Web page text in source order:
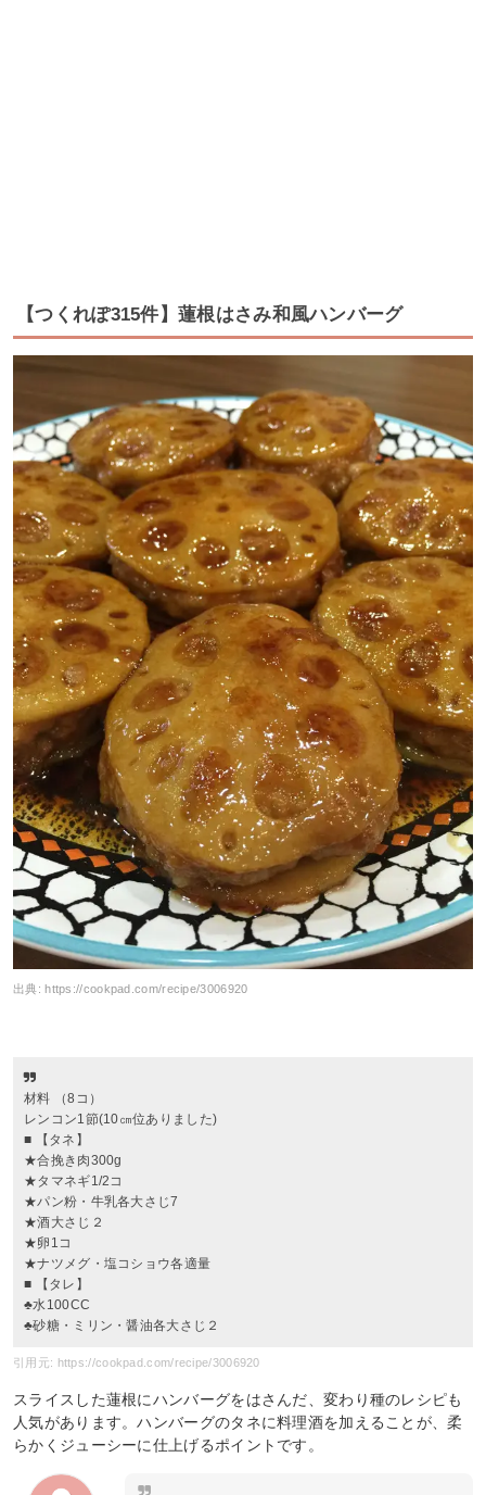
【つくれぽ315件】蓮根はさみ和風ハンバーグ
出典: https://cookpad.com/recipe/3006920
材料 （8コ）
レンコン1節(10㎝位ありました)
■ 【タネ】
★合挽き肉300g
★タマネギ1/2コ
★パン粉・牛乳各大さじ7
★酒大さじ２
★卵1コ
★ナツメグ・塩コショウ各適量
■ 【タレ】
♣水100CC
♣砂糖・ミリン・醤油各大さじ２
引用元: https://cookpad.com/recipe/3006920
スライスした蓮根にハンバーグをはさんだ、変わり種のレシピも
人気があります。ハンバーグのタネに料理酒を加えることが、柔
らかくジューシーに仕上げるポイントです。